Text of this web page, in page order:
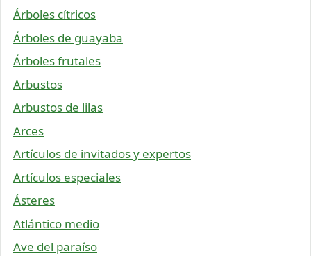
Árboles cítricos
Árboles de guayaba
Árboles frutales
Arbustos
Arbustos de lilas
Arces
Artículos de invitados y expertos
Artículos especiales
Ásteres
Atlántico medio
Ave del paraíso